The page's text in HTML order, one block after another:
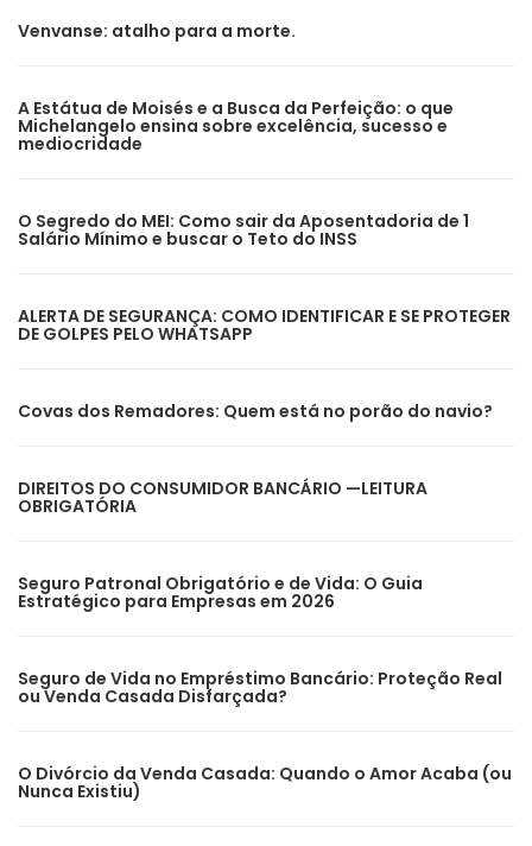
Venvanse: atalho para a morte.
A Estátua de Moisés e a Busca da Perfeição: o que
Michelangelo ensina sobre excelência, sucesso e
mediocridade
O Segredo do MEI: Como sair da Aposentadoria de 1
Salário Mínimo e buscar o Teto do INSS
ALERTA DE SEGURANÇA: COMO IDENTIFICAR E SE PROTEGER
DE GOLPES PELO WHATSAPP
Covas dos Remadores: Quem está no porão do navio?
DIREITOS DO CONSUMIDOR BANCÁRIO —LEITURA
OBRIGATÓRIA
Seguro Patronal Obrigatório e de Vida: O Guia
Estratégico para Empresas em 2026
Seguro de Vida no Empréstimo Bancário: Proteção Real
ou Venda Casada Disfarçada?
O Divórcio da Venda Casada: Quando o Amor Acaba (ou
Nunca Existiu)